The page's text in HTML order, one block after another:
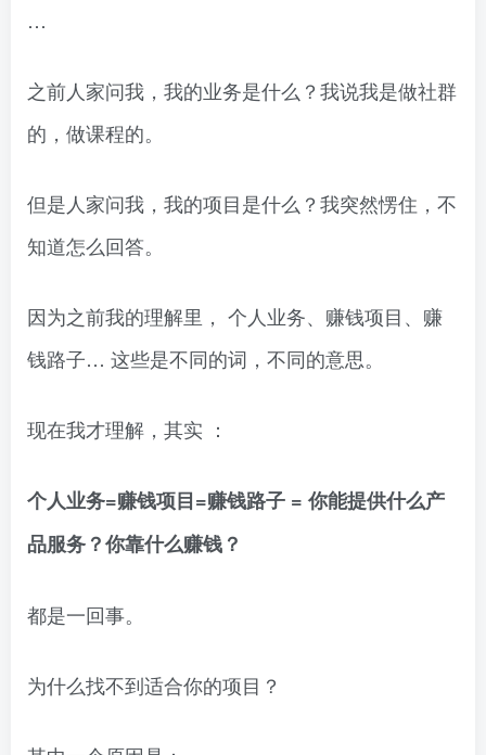
…
之前人家问我，我的业务是什么？我说我是做社群
的，做课程的。
但是人家问我，我的项目是什么？我突然愣住，不
知道怎么回答。
因为之前我的理解里， 个人业务、赚钱项目、赚
钱路子… 这些是不同的词，不同的意思。
现在我才理解，其实 ：
个人业务=赚钱项目=赚钱路子 = 你能提供什么产
品服务？你靠什么赚钱？
都是一回事。
为什么找不到适合你的项目？